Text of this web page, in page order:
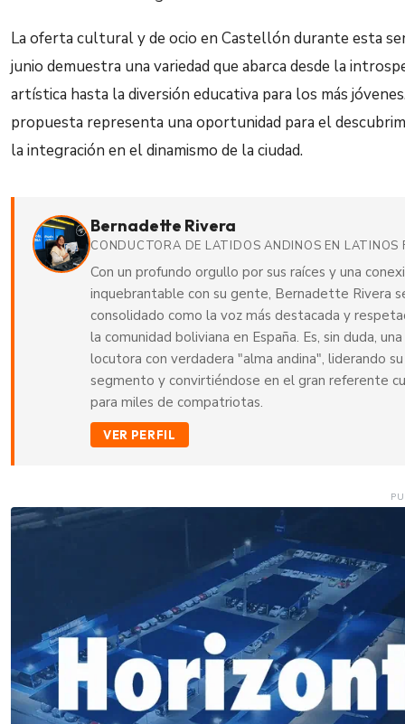
La oferta cultural y de ocio en Castellón durante esta
junio demuestra una variedad que abarca desde la
artística hasta la diversión educativa para los más
propuesta representa una oportunidad para el
la integración en el dinamismo de la ciudad.
Bernadette Rivera
CONDUCTORA DE LATIDOS ANDINOS EN LATINOS
Con un profundo orgullo por sus raíces y una
inquebrantable con su gente, Bernadette Rivera
consolidado como la voz más destacada y
la comunidad boliviana en España. Es, sin duda, una
locutora con verdadera "alma andina", liderando su
segmento y convirtiéndose en el gran referente
para miles de compatriotas.
VER PERFIL